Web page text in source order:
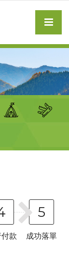
款
5
成功落單